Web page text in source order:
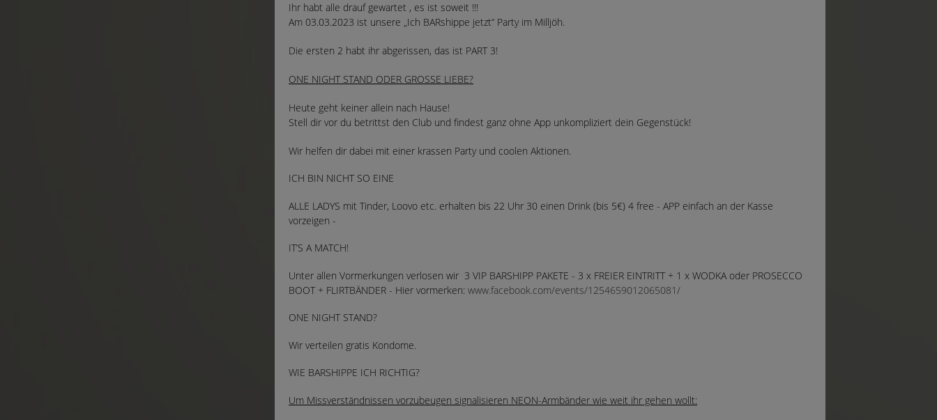
Ihr habt alle drauf gewartet , es ist soweit !!!
Am 03.03.2023 ist unsere „Ich BARshippe jetzt“ Party im Milljöh.
Die ersten 2 habt ihr abgerissen, das ist PART 3!
ONE NIGHT STAND ODER GROSSE LIEBE?
Heute geht keiner allein nach Hause!
Stell dir vor du betrittst den Club und findest ganz ohne App unkompliziert dein Gegenstück!
Wir helfen dir dabei mit einer krassen Party und coolen Aktionen.
ICH BIN NICHT SO EINE
ALLE LADYS mit Tinder, Loovo etc. erhalten bis 22 Uhr 30 einen Drink (bis 5€) 4 free - APP einfach an der Kasse
vorzeigen -
IT’S A MATCH!
Unter allen Vormerkungen verlosen wir 3 VIP BARSHIPP PAKETE - 3 x FREIER EINTRITT + 1 x WODKA oder PROSECCO
BOOT + FLIRTBÄNDER - Hier vormerken: www.facebook.com/events/1254659012065081/
ONE NIGHT STAND?
Wir verteilen gratis Kondome.
WIE BARSHIPPE ICH RICHTIG?
Um Missverständnissen vorzubeugen signalisieren NEON-Armbänder wie weit ihr gehen wollt: